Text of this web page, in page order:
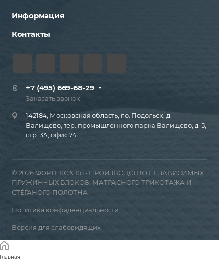
Информация
Контакты
+7 (495) 669-68-29
Заказать звонок
142184, Московская область, г.о. Подольск, д.
Валищево, тер. промышленного парка Валищево, д. 5,
стр. 3А, офис 74
© 2026 ФОРТЕКС & Ко - ПРОИЗВОДСТВО НЕЗАВИСИМЫХ
ПРУЖИННЫХ БЛОКОВ, МАТРАСНОГО ТРИКОТАЖА И
СТЁГАНОГО ПОЛОТНА
Политика конфиденциальности
Версия для слабовидящих
Главная